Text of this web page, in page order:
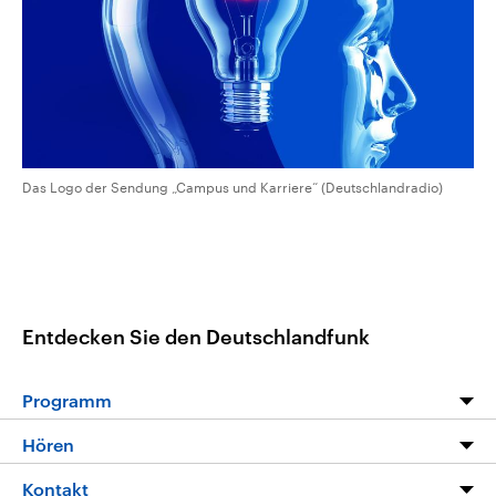
CDU, SPD und FDP regiert.-
Umfragen, Prognosen,
Wahlprogramme, aktuelle Berichte
und Hintergründe zu den Parteien
und Kandidaten der anstehenden
aktuelle Weltgeschehen.
Sendungen Programm Podcasts
Audio-Archiv
Das Logo der Sendung „Campus und Karriere“ (Deutschlandradio)
Entdecken Sie den Deutschlandfunk
Programm
Programm
Hören
Livestream
Kontakt